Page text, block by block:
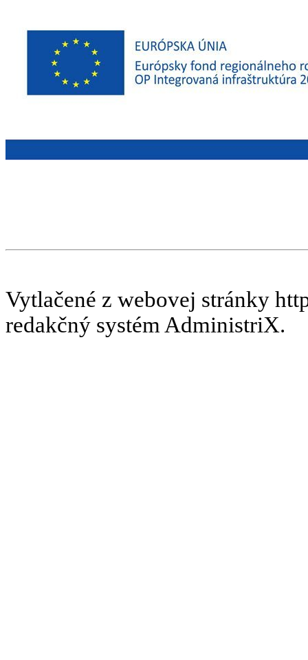
Vytlačené z webovej stránky
redakčný systém AdministriX.